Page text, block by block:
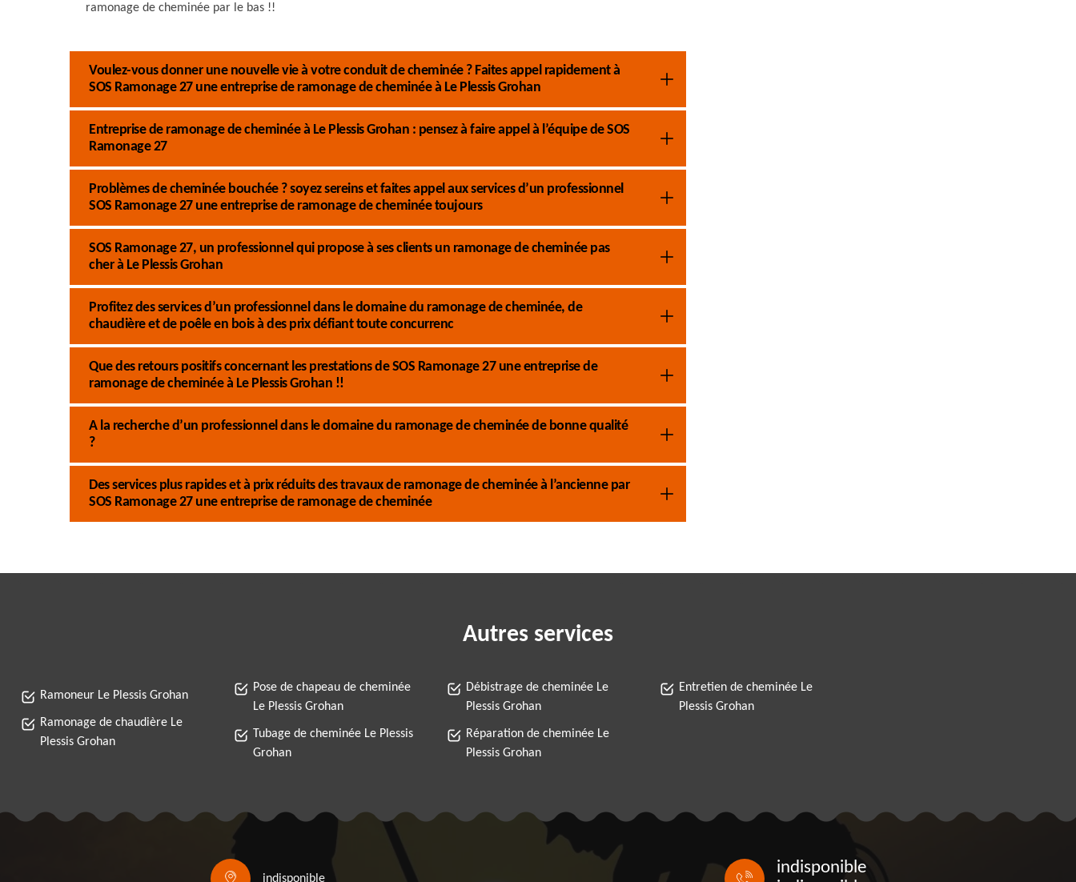
ramonage de cheminée par le bas !!
Voulez-vous donner une nouvelle vie à votre conduit de cheminée ? Faites appel rapidement à
SOS Ramonage 27 une entreprise de ramonage de cheminée à Le Plessis Grohan
Entreprise de ramonage de cheminée à Le Plessis Grohan : pensez à faire appel à l’équipe de SOS
Ramonage 27
Problèmes de cheminée bouchée ? soyez sereins et faites appel aux services d’un professionnel
SOS Ramonage 27 une entreprise de ramonage de cheminée toujours
SOS Ramonage 27, un professionnel qui propose à ses clients un ramonage de cheminée pas
cher à Le Plessis Grohan
Profitez des services d’un professionnel dans le domaine du ramonage de cheminée, de
chaudière et de poêle en bois à des prix défiant toute concurrenc
Que des retours positifs concernant les prestations de SOS Ramonage 27 une entreprise de
ramonage de cheminée à Le Plessis Grohan !!
A la recherche d’un professionnel dans le domaine du ramonage de cheminée de bonne qualité
?
Des services plus rapides et à prix réduits des travaux de ramonage de cheminée à l’ancienne par
SOS Ramonage 27 une entreprise de ramonage de cheminée
Autres services
Ramoneur Le Plessis Grohan
Ramonage de chaudière Le
Plessis Grohan
Pose de chapeau de cheminée
Le Plessis Grohan
Tubage de cheminée Le Plessis
Grohan
Débistrage de cheminée Le
Plessis Grohan
Réparation de cheminée Le
Plessis Grohan
Entretien de cheminée Le
Plessis Grohan
indisponible
indisponible